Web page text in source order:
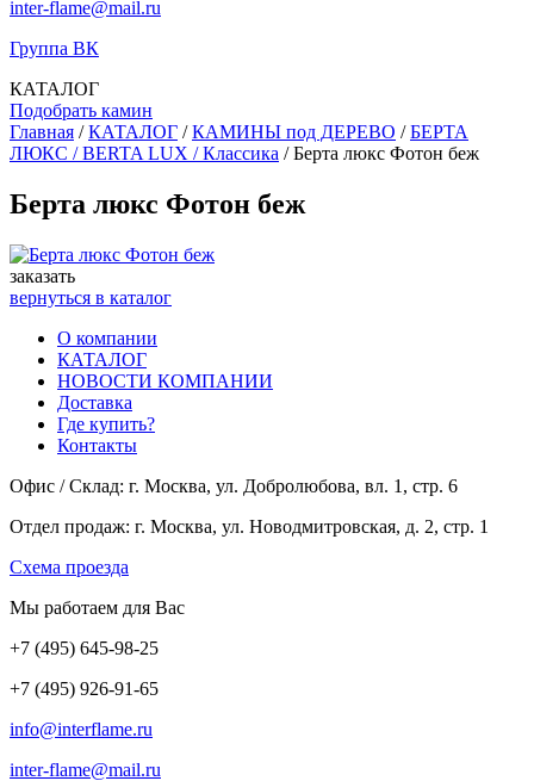
inter-flame@mail.ru
Группа ВК
КАТАЛОГ
Подобрать камин
Главная / КАТАЛОГ / КАМИНЫ под ДЕРЕВО / БЕРТА
ЛЮКС / BERTA LUX / Классика /Берта люкс Фотон беж
Берта люкс Фотон беж
заказать
вернуться в каталог
О компании
КАТАЛОГ
НОВОСТИ КОМПАНИИ
Доставка
Где купить?
Контакты
Офис / Склад: г. Москва, ул. Добролюбова, вл. 1, стр. 6
Отдел продаж: г. Москва, ул. Новодмитровская, д. 2, стр. 1
Cхема проезда
Мы работаем для Вас
+7 (495) 645-98-25
+7 (495) 926-91-65
info@interflame.ru
inter-flame@mail.ru